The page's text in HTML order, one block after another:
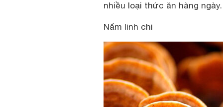
nhiều loại thức ăn hàng ngày.
Nấm linh chi